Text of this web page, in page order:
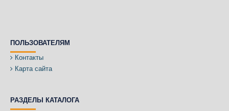
ПОЛЬЗОВАТЕЛЯМ
Контакты
Карта сайта
РАЗДЕЛЫ КАТАЛОГА